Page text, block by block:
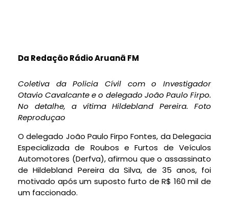
Da Redação Rádio Aruanã FM
Coletiva da Policia Cívil com o Investigador
Otavio Cavalcante e o delegado João Paulo Firpo.
No detalhe, a vítima Hildebland Pereira. Foto
Reproduçao
O delegado João Paulo Firpo Fontes, da Delegacia
Especializada de Roubos e Furtos de Veículos
Automotores (Derfva), afirmou que o assassinato
de Hildebland Pereira da Silva, de 35 anos, foi
motivado após um suposto furto de R$ 160 mil de
um faccionado.